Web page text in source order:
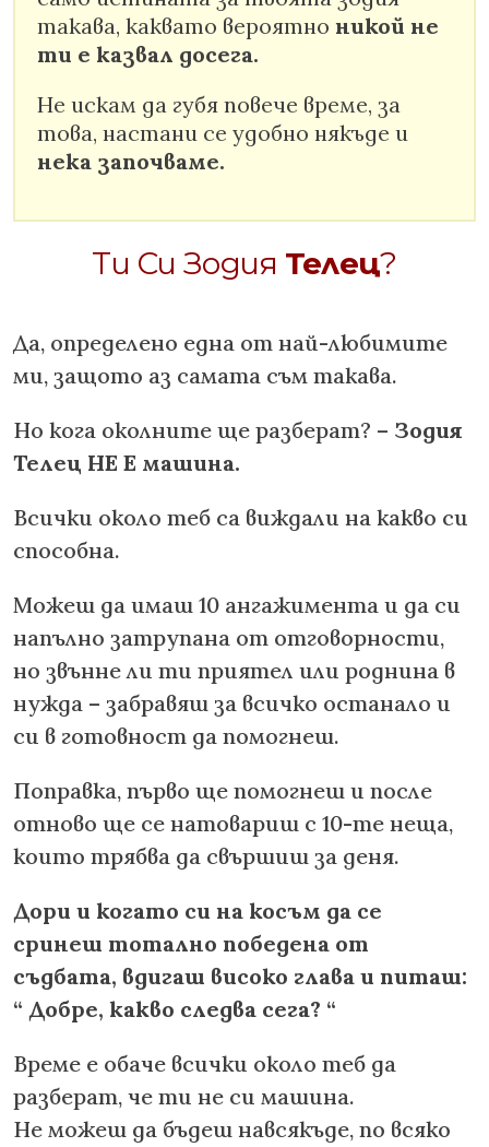
такава, каквато вероятно никой не
ти е казвал досега.
Не искам да губя повече време, за
това, настани се удобно някъде и
нека започваме.
Ти Си Зодия Телец?
Да, определено една от най-любимите
ми, защото аз самата съм такава.
Но кога околните ще разберат? – Зодия
Телец НЕ Е машина.
Всички около теб са виждали на какво си
способна.
Можеш да имаш 10 ангажимента и да си
напълно затрупана от отговорности,
но звънне ли ти приятел или роднина в
нужда – забравяш за всичко останало и
си в готовност да помогнеш.
Поправка, първо ще помогнеш и после
отново ще се натовариш с 10-те неща,
които трябва да свършиш за деня.
Дори и когато си на косъм да се
сринеш тотално победена от
съдбата, вдигаш високо глава и питаш:
“ Добре, какво следва сега? “
Време е обаче всички около теб да
разберат, че ти не си машина.
Не можеш да бъдеш навсякъде, по всяко